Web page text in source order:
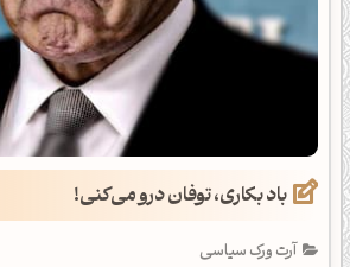
باد بکاری، توفان درو می‌کنی!
آرت ورک سیاسی